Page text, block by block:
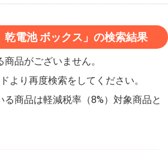
電池 ボックス」の検索結果
商品がございません。
より再度検索をしてください。
る商品は軽減税率（8%）対象商品と